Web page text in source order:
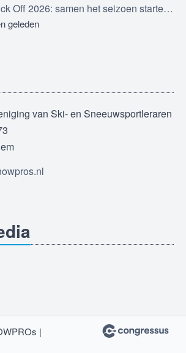
Winter Kick Off 2026: samen het seizoen starten in Sölden
geleden
van Ski- en Sneeuwsportleraren
|